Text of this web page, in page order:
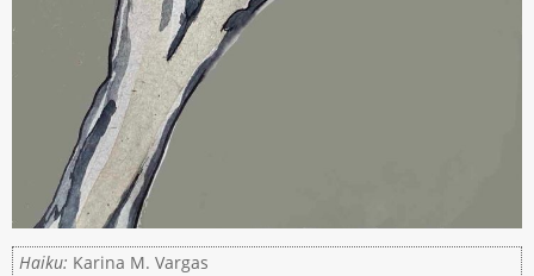
Haiku: Karina M. Vargas